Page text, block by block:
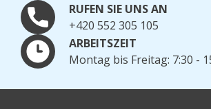
RUFEN SIE UNS AN
+420 552 305 105
ARBEITSZEIT
Montag bis Freitag: 7:30 -